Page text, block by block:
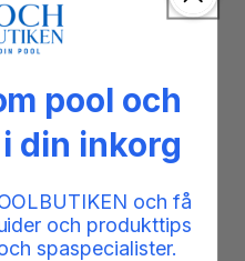
pool och
din inkorg
och få
och produkttips
spaspecialister.